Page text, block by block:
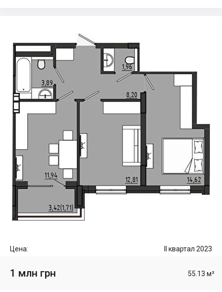
Цена: II квартал 2023
1 млн грн 55.13 м²